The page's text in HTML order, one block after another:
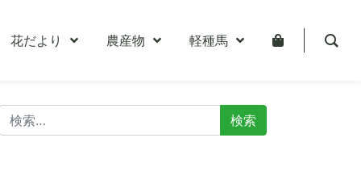
花だより 農産物 軽種馬
: